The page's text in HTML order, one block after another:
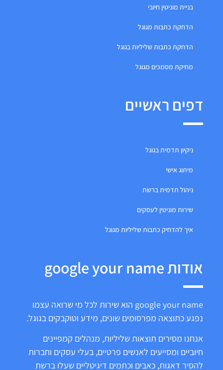
בניית מוניטין חיובי
הדחקת כתבות מגוגל
הדחקת כתבות שליליות בגוגל
מחיקת מסמכים מגוגל
דפים ראשיים
ניקיון תדמית בגוגל
מיתוג אישי
ניהול תדמית ברשת
שירות מוניטין לעסקים
איך להדחיק כתבות שליליות מגוגל
אודות google your name
google your name הוא שירות לכל מי שרואה עצמו
נפגע כתוצאה מפרסומים שונים, מידע וטוקבקים בגוגל.
אנחנו מסירים תוצאות שליליות, מנהלים קמפיינים
חיוביים ומסייעים לאנשים פרטיים, בעלי עסקים וחברות
להסיר דאגות, כאבים וכתמים דיגיטליים שעלו ברשת